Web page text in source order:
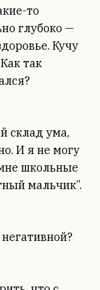
то
глубоко —
Кучу
так
склад ума,
И я не могу
школьные
мальчик”.